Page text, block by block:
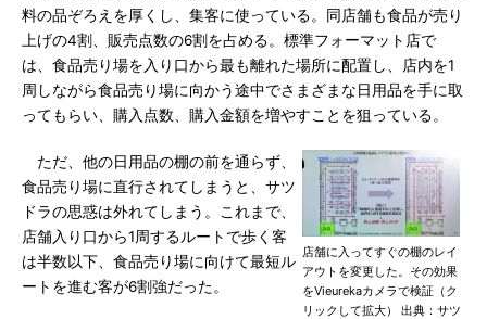
料の品ぞろえを厚くし、集客に使っている。同店舗も食品が売り
上げの4割、販売点数の6割を占める。標準フォーマット店で
は、食品売り場を入り口から最も離れた場所に配置し、店内を1
周しながら食品売り場に向かう途中でさまざまな日用品を手に取
ってもらい、購入点数、購入金額を増やすことを狙っている。
店舗に入ってすぐの棚のレイ
アウトを変更した。その効果
をVieurekaカメラで検証（ク
リックして拡大） 出典：サツ
ただ、他の日用品の棚の前を通らず、
食品売り場に直行されてしまうと、サツ
ドラの思惑は外れてしまう。これまで、
店舗入り口から1周するルートで歩く客
は半数以下、食品売り場に向けて最短ル
ートを進む客が6割強だった。